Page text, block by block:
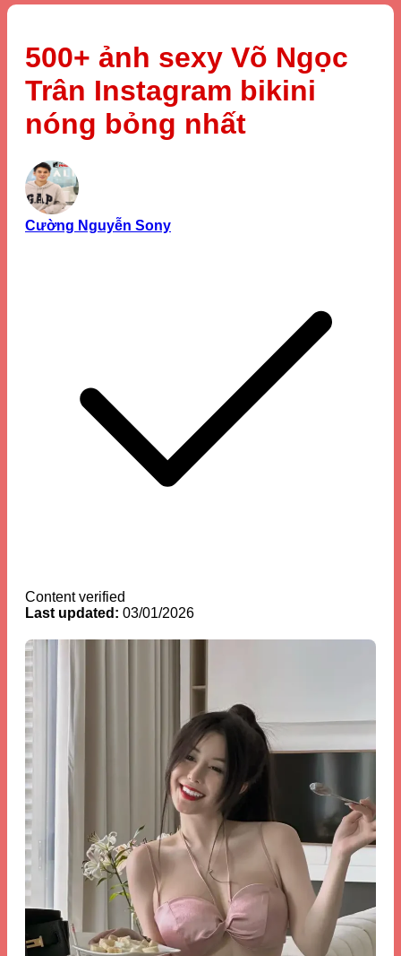
500+ ảnh sexy Võ Ngọc
Trân Instagram bikini
nóng bỏng nhất
Cường Nguyễn Sony
Content verified
Last updated: 03/01/2026